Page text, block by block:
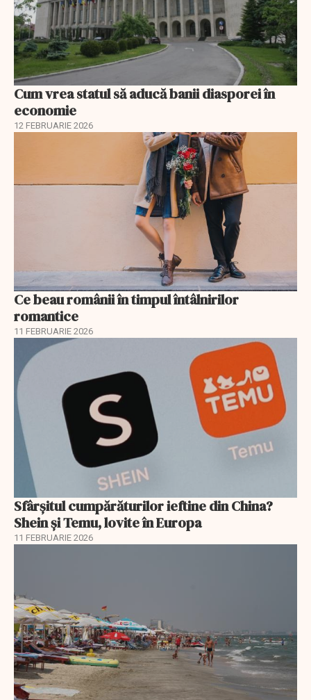
Cum vrea statul să aducă banii diasporei în
economie
12 FEBRUARIE 2026
Ce beau românii în timpul întâlnirilor
romantice
11 FEBRUARIE 2026
Sfârșitul cumpărăturilor ieftine din China?
Shein și Temu, lovite în Europa
11 FEBRUARIE 2026